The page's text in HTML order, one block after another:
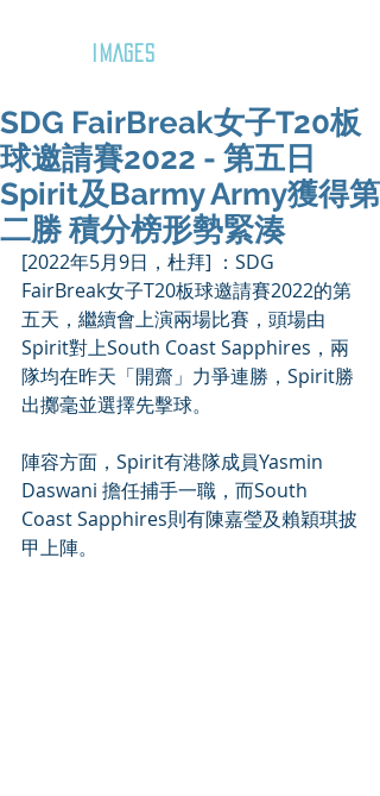
IMAGES
SDG FairBreak女子T20板
球邀請賽2022 - 第五日
Spirit及Barmy Army獲得第
二勝 積分榜形勢緊湊
[2022年5月9日，杜拜] ： SDG
FairBreak女子T20板球邀請賽2022的第
五天，繼續會上演兩場比賽，頭場由
Spirit對上South Coast Sapphires，兩
隊均在昨天「開齋」力爭連勝，Spirit勝
出擲毫並選擇先擊球。
陣容方面，Spirit有港隊成員Yasmin
Daswani 擔任捕手一職，而South
Coast Sapphires則有陳嘉瑩及賴穎琪披
甲上陣。